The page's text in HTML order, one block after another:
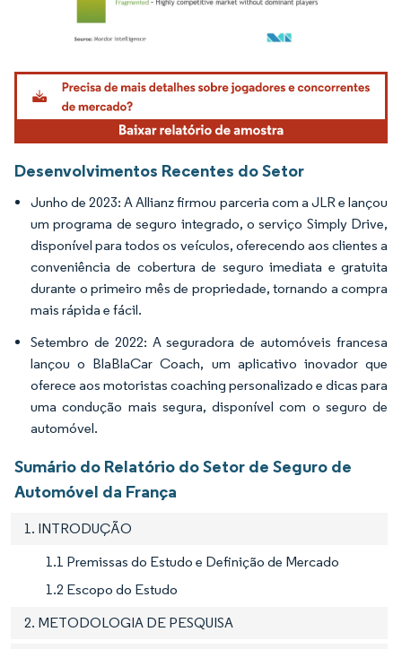
Imagem © Mordor Intelligence. O reuso requer atribuição conforme CC BY 4.0.
Desenvolvimentos Recentes do Setor
Junho de 2023: A Allianz firmou parceria com a JLR e lançou
um programa de seguro integrado, o serviço Simply Drive,
disponível para todos os veículos, oferecendo aos clientes a
conveniência de cobertura de seguro imediata e gratuita
durante o primeiro mês de propriedade, tornando a compra
mais rápida e fácil.
Setembro de 2022: A seguradora de automóveis francesa
lançou o BlaBlaCar Coach, um aplicativo inovador que
oferece aos motoristas coaching personalizado e dicas para
uma condução mais segura, disponível com o seguro de
automóvel.
Sumário do Relatório do Setor de Seguro de
Automóvel da França
1. INTRODUÇÃO
1.1 Premissas do Estudo e Definição de Mercado
1.2 Escopo do Estudo
2. METODOLOGIA DE PESQUISA